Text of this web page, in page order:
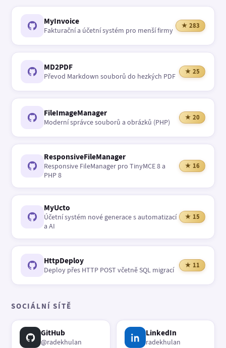
MyInvoice
Fakturační a účetní systém pro menší firmy
★ 283
MD2PDF
Převod Markdown souborů do hezkých PDF
★ 25
FileImageManager
Moderní správce souborů a obrázků (PHP)
★ 20
ResponsiveFileManager
Responsive FileManager pro TinyMCE 8 a
PHP 8
★ 16
MyUcto
Účetní systém nové generace s automatizací
a AI
★ 15
HttpDeploy
Deploy přes HTTP POST včetně SQL migrací
★ 11
SOCIÁLNÍ SÍTĚ
GitHub
@radekhulan
LinkedIn
radekhulan